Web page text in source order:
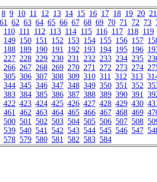
8 9 10 11 12 13 14 15 16 17 18 19 20 21
61 62 63 64 65 66 67 68 69 70 71 72 73
110 111 112 113 114 115 116 117 118 119
149 150 151 152 153 154 155 156 157
188 189 190 191 192 193 194 195 196
227 228 229 230 231 232 233 234 235
266 267 268 269 270 271 272 273 274
305 306 307 308 309 310 311 312 313
344 345 346 347 348 349 350 351 352
383 384 385 386 387 388 389 390 391
422 423 424 425 426 427 428 429 430
461 462 463 464 465 466 467 468 469
500 501 502 503 504 505 506 507 508
539 540 541 542 543 544 545 546 547
578 579 580 581 582 583 584